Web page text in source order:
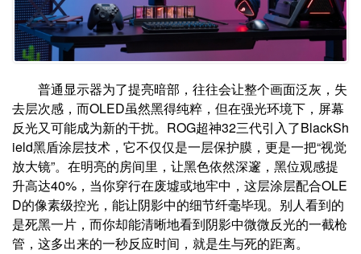
普通显示器为了提亮暗部，往往会让整个画面泛灰，失
去层次感，而OLED虽然黑得纯粹，但在强光环境下，屏幕
反光又可能成为新的干扰。ROG超神32三代引入了BlackSh
ield黑盾涂层技术，它不仅仅是一层保护膜，更是一把“视觉
放大镜”。在明亮的房间里，让黑色依然深邃，黑位观感提
升高达40%，当你穿行在废墟或地牢中，这层涂层配合OLE
D的像素级控光，能让阴影中的细节纤毫毕现。别人看到的
是死黑一片，而你却能清晰地看到阴影中微微反光的一截枪
管，这多出来的一秒反应时间，就是生与死的距离。